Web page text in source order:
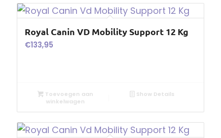
Royal Canin VD Mobility Support 12 Kg
€133,95
Toevoegen aan
winkelwagen
Show Details